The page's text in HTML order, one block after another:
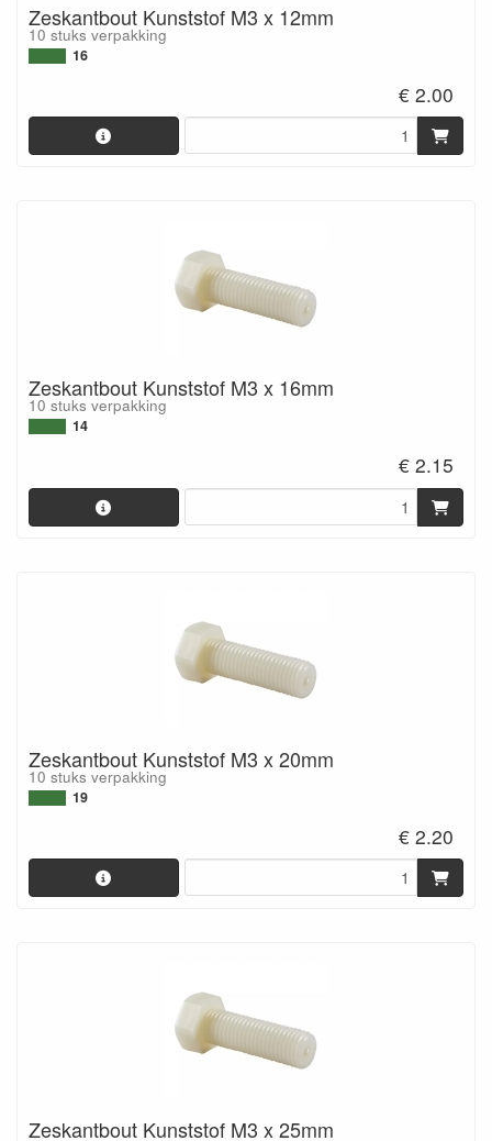
Zeskantbout Kunststof M3 x 12mm
10 stuks verpakking
16
€ 2.00
Zeskantbout Kunststof M3 x 16mm
10 stuks verpakking
14
€ 2.15
Zeskantbout Kunststof M3 x 20mm
10 stuks verpakking
19
€ 2.20
Zeskantbout Kunststof M3 x 25mm